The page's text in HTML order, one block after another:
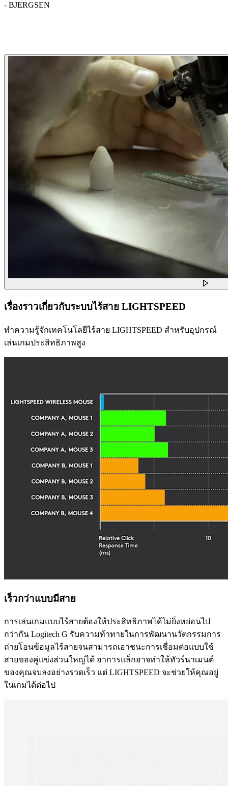
- BJERGSEN
เรื่องราวเกี่ยวกับระบบไร้สาย LIGHTSPEED
ทำความรู้จักเทคโนโลยีไร้สาย LIGHTSPEED สำหรับอุปกรณ์
เล่นเกมประสิทธิภาพสูง
เร็วกว่าแบบมีสาย
การเล่นเกมแบบไร้สายต้องให้ประสิทธิภาพได้ไม่ยิ่งหย่อนไป
กว่ากัน Logitech G รับความท้าทายในการพัฒนานวัตกรรมการ
ถ่ายโอนข้อมูลไร้สายจนสามารถเอาชนะการเชื่อมต่อแบบใช้
สายของคู่แข่งส่วนใหญ่ได้ อาการแล็กอาจทำให้ทัวร์นาเมนต์
ของคุณจบลงอย่างรวดเร็ว แต่ LIGHTSPEED จะช่วยให้คุณอยู่
ในเกมได้ต่อไป